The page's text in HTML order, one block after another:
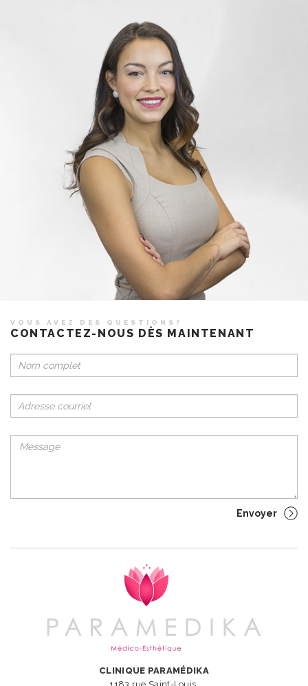
VOUS AVEZ DES QUESTIONS?
CONTACTEZ-NOUS DÈS MAINTENANT
CLINIQUE PARAMÉDIKA